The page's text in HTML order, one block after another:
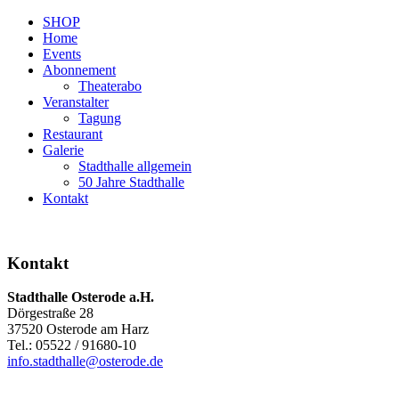
SHOP
Home
Events
Abonnement
Theaterabo
Veranstalter
Tagung
Restaurant
Galerie
Stadthalle allgemein
50 Jahre Stadthalle
Kontakt
Kontakt
Stadthalle Osterode a.H.
Dörgestraße 28
37520 Osterode am Harz
Tel.: 05522 / 91680-10
info.stadthalle@osterode.de